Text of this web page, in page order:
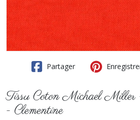
Partager
Tissu Coton Michael Miller
- Clementine